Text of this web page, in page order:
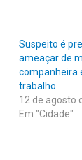
Suspeito é
ameaçar de
companheira
trabalho
12 de agosto
Em "Cidade"